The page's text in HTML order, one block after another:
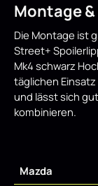
Montage
Die Montage ist
Street+
Mk4 schwarz
täglichen
und lässt sich
kombinieren.
Mazda